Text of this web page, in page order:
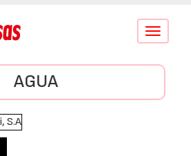
Conmutar
AGUA